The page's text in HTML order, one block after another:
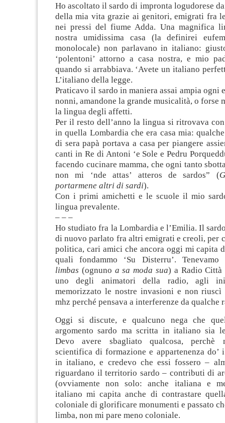
Ho ascoltato il sardo di impronta logudorese
della mia vita grazie ai genitori, emigrati fra
nei pressi del fiume Adda. Una magnifica
nostra umidissima casa (la definirei
monolocale) non parlavano in italiano:
‘polentoni’ attorno a casa nostra, e mio
quando si arrabbiava. ‘Avete un italiano
L’italiano della legge.
Praticavo il sardo in maniera assai ampia ogni
nonni, amandone la grande musicalità, o forse
la lingua degli affetti.
Per il resto dell’anno la lingua si ritrovava
in quella Lombardia che era casa mia:
di sera papà portava a casa per piangere
canti in Re di Antoni ‘e Sole e Pedru
facendo cucinare mamma, che ogni tanto
non mi ‘nde attas’ atteros de sardos” (
portarmene altri di sardi).
Con i primi amichetti e le scuole il mio
lingua prevalente.
– – –
Ho studiato fra la Lombardia e l’Emilia. Il
di nuovo parlato fra altri emigrati e creoli, per
politica, cari amici che ancora oggi mi capita
quali fondammo ‘Su Disterru’.
limbas (ognuno a sa moda sua) a Radio Città
uno degli animatori della radio, agli
memorizzato le nostre invasioni e non
mhz perché pensava a interferenze da qualche
Oggi si discute, e qualcuno nega che
argomento sardo ma scritta in italiano sia
Devo avere sbagliato qualcosa, perchè
scientifica di formazione e appartenenza
in italiano, e credevo che essi fossero –
riguardano il territorio sardo – contributi di
(ovviamente non solo: anche italiana e
italiano mi capita anche di contrastare
coloniale di glorificare monumenti e passato
limba, non mi pare meno coloniale.